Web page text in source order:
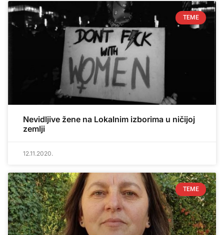
TEME
Nevidljive žene na Lokalnim izborima u ničijoj
zemlji
12.11.2020.
TEME